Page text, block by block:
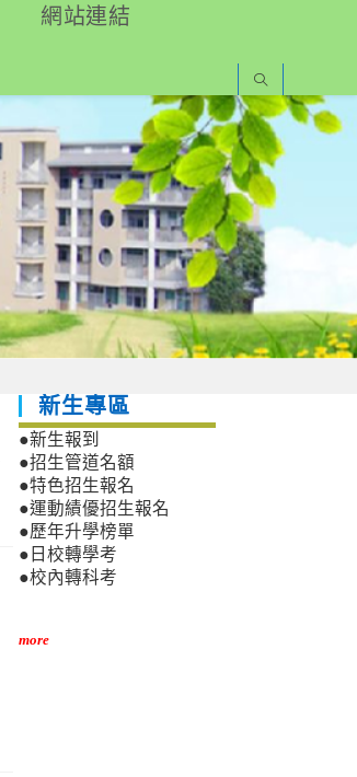
網站連結
新生專區
●新生報到
●招生管道名額
●特色招生報名
●運動績優招生報名
●歷年升學榜單
●日校轉學考
●校內轉科考
more